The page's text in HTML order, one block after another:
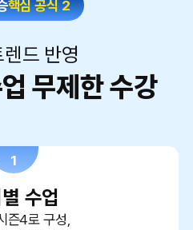
핵심 공식 2
드 반영
무제한 수강
1
수업
즌4로 구성,